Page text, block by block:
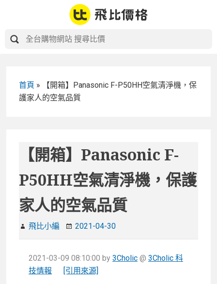
首頁 »
【開箱】Panasonic F-P50HH空氣清淨機，保
護家人的空氣品質
【開箱】Panasonic F-
P50HH空氣清淨機，保護
家人的空氣品質
飛比小編 2021-04-30
2021-03-09 08:10:00 by 3Cholic @ 3Cholic 科
技情報
[引用來源]